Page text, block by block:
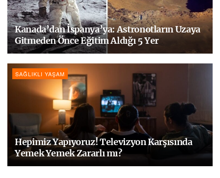
Kanada’dan İspanya’ya: Astronotların Uzaya
Gitmeden Önce Eğitim Aldığı 5 Yer
SAĞLIKLI YAŞAM
Hepimiz Yapıyoruz! Televizyon Karşısında
Yemek Yemek Zararlı mı?